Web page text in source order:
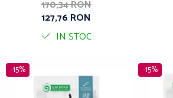
Solutii educative si antistres
Sisaluri si Ansambluri de Joaca Pisici
Nisip, Silicat si Asternuturi pentru Pisici
Jucarii Pisici
Genti, Custi Transport
170,34 RON
127,76 RON
IN STOC
-15% -15%